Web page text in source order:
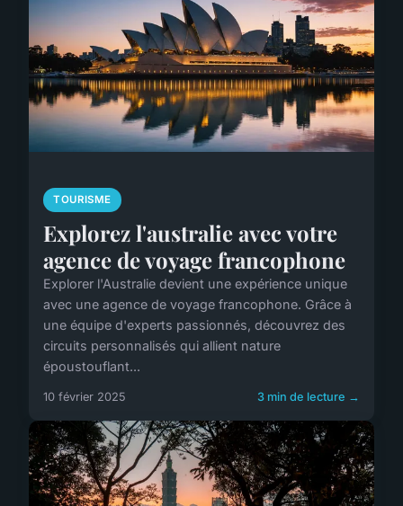
TOURISME
Explorez l'australie avec votre
agence de voyage francophone
Explorer l'Australie devient une expérience unique
avec une agence de voyage francophone. Grâce à
une équipe d'experts passionnés, découvrez des
circuits personnalisés qui allient nature
époustouflant...
10 février 2025 3 min de lecture →